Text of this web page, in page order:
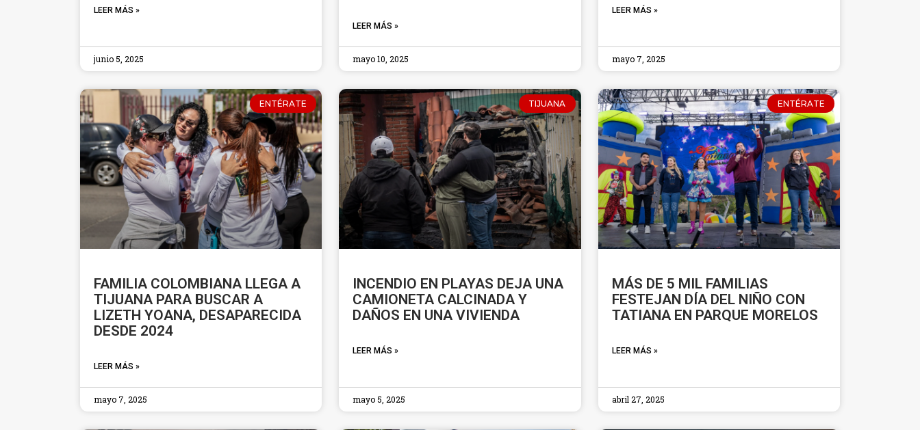
LEER MÁS »
junio 5, 2025
LEER MÁS »
mayo 10, 2025
LEER MÁS »
mayo 7, 2025
ENTÉRATE
FAMILIA COLOMBIANA LLEGA A
TIJUANA PARA BUSCAR A
LIZETH YOANA, DESAPARECIDA
DESDE 2024
LEER MÁS »
mayo 7, 2025
TIJUANA
INCENDIO EN PLAYAS DEJA UNA
CAMIONETA CALCINADA Y
DAÑOS EN UNA VIVIENDA
LEER MÁS »
mayo 5, 2025
ENTÉRATE
MÁS DE 5 MIL FAMILIAS
FESTEJAN DÍA DEL NIÑO CON
TATIANA EN PARQUE MORELOS
LEER MÁS »
abril 27, 2025